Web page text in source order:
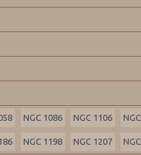
NGC 1086 NGC 1106
NGC 1198 NGC 1207